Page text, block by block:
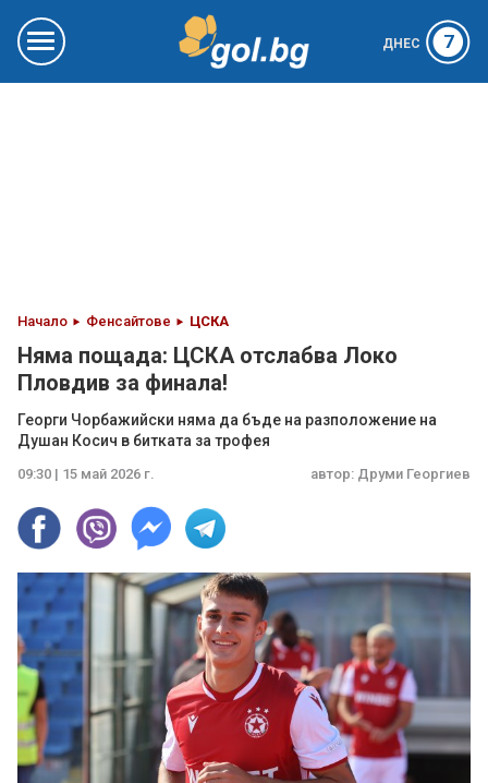
ДНЕС 7
Начало Фенсайтове ЦСКА
Няма пощада: ЦСКА отслабва Локо
Пловдив за финала!
Георги Чорбажийски няма да бъде на разположение на
Душан Косич в битката за трофея
09:30 | 15 май 2026 г. автор: Друми Георгиев